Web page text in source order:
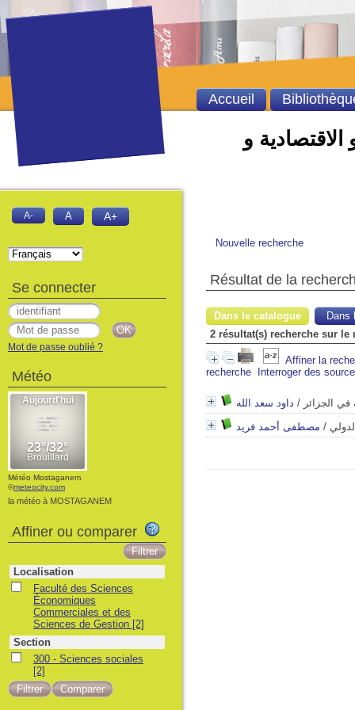
الاقتصادية و
Nouvelle recherche
Résultat de la
Dans le catalogue Dans
Affiner la
recherche
Interroger des
في الجزائر / داود سعد الله
/ مصطفى أحمد فريد
Accueil
A- A A+
Se connecter
Mot de passe oublié ?
Météo
Météo Mostaganem
©meteocity.com
la météo à MOSTAGANEM
Affiner ou comparer
Localisation
Faculté des Sciences
Économiques
Commerciales et des
Sciences de Gestion [2]
Section
300 - Sciences sociales
[2]